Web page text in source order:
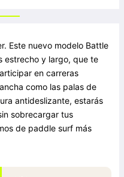
Este nuevo modelo Battle
estrecho y largo, que te
en carreras
como las palas de
antideslizante, estarás
sobrecargar tus
de paddle surf más